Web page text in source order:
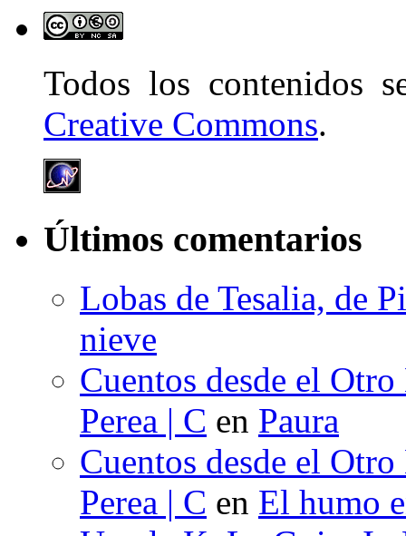
Todos los contenidos
Creative Commons.
Últimos comentarios
Lobas de Tesalia, de
nieve
Cuentos desde el
Perea | C en Paura
Cuentos desde el
Perea | C en El humo